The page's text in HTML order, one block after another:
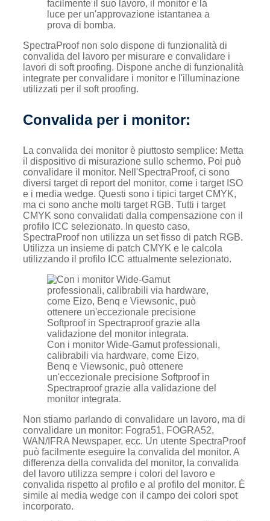
facilmente il suo lavoro, il monitor e la
luce per un'approvazione istantanea a
prova di bomba.
SpectraProof non solo dispone di funzionalità di
convalida del lavoro per misurare e convalidare i
lavori di soft proofing. Dispone anche di funzionalità
integrate per convalidare i monitor e l'illuminazione
utilizzati per il soft proofing.
Convalida per i monitor:
La convalida dei monitor è piuttosto semplice: Metta
il dispositivo di misurazione sullo schermo. Poi può
convalidare il monitor. Nell'SpectraProof, ci sono
diversi target di report del monitor, come i target ISO
e i media wedge. Questi sono i tipici target CMYK,
ma ci sono anche molti target RGB. Tutti i target
CMYK sono convalidati dalla compensazione con il
profilo ICC selezionato. In questo caso,
SpectraProof non utilizza un set fisso di patch RGB.
Utilizza un insieme di patch CMYK e le calcola
utilizzando il profilo ICC attualmente selezionato.
Con i monitor Wide-Gamut professionali,
calibrabili via hardware, come Eizo,
Benq e Viewsonic, può ottenere
un'eccezionale precisione Softproof in
Spectraproof grazie alla validazione del
monitor integrata.
Non stiamo parlando di convalidare un lavoro, ma di
convalidare un monitor: Fogra51, FOGRA52,
WAN/IFRA Newspaper, ecc. Un utente SpectraProof
può facilmente eseguire la convalida del monitor. A
differenza della convalida del monitor, la convalida
del lavoro utilizza sempre i colori del lavoro e
convalida rispetto al profilo e al profilo del monitor. È
simile al media wedge con il campo dei colori spot
incorporato.